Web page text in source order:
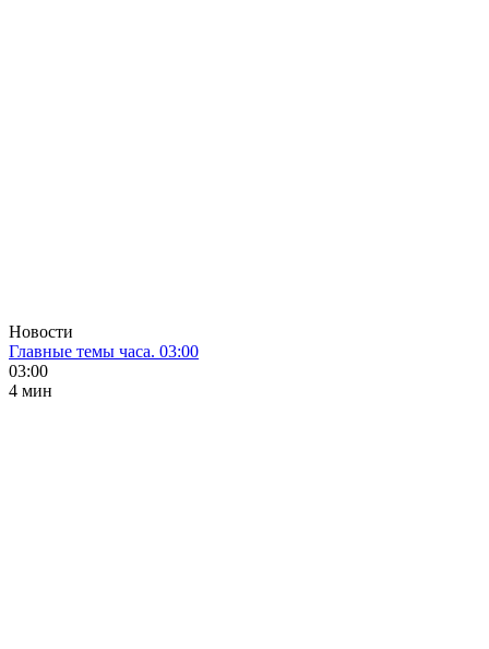
Новости
Главные темы часа. 03:00
03:00
4 мин